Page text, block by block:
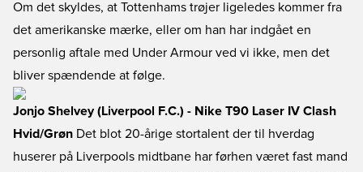
Om det skyldes, at Tottenhams trøjer ligeledes kommer fra
det amerikanske mærke, eller om han har indgået en
personlig aftale med Under Armour ved vi ikke, men det
bliver spændende at følge.
Jonjo Shelvey (Liverpool F.C.) - Nike T90 Laser IV Clash
Hvid/Grøn Det blot 20-årige stortalent der til hverdag
huserer på Liverpools midtbane har førhen været fast mand